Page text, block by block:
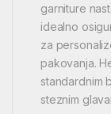
garniture
idealno
za
pakovanja.
standardnim
steznim